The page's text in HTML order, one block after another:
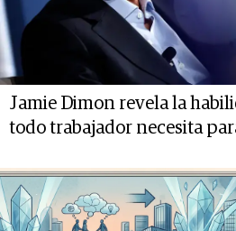
Jamie Dimon revela la
todo trabajador necesita